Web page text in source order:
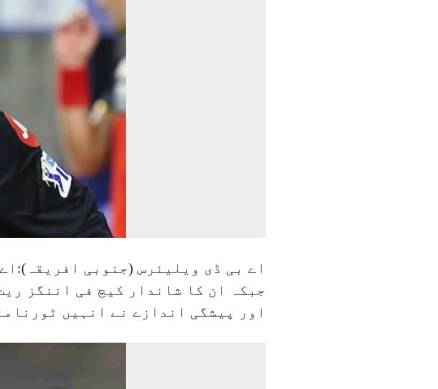
اور پیشگی اندازے نے انہیں